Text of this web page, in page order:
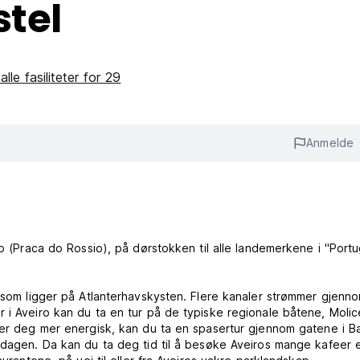
fasiliteter for 29
Anmelde
(Praca do Rossio), på dørstokken til alle landemerkene i
ligger på Atlanterhavskysten. Flere kanaler strømmer
i Aveiro kan du ta en tur på de typiske regionale båtene,
deg mer energisk, kan du ta en spasertur gjennom gatene i
Da kan du ta deg tid til å besøke Aveiros mange kafeer